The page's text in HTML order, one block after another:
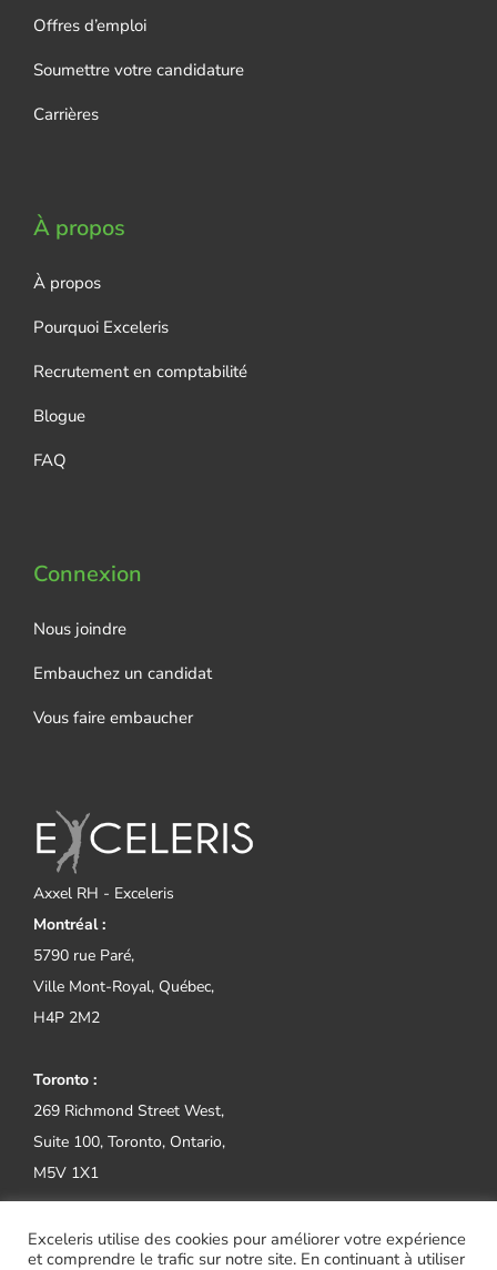
Offres d’emploi
Soumettre votre candidature
Carrières
À propos
À propos
Pourquoi Exceleris
Recrutement en comptabilité
Blogue
FAQ
Connexion
Nous joindre
Embauchez un candidat
Vous faire embaucher
Axxel RH - Exceleris
Montréal :
5790 rue Paré,
Ville Mont-Royal, Québec,
H4P 2M2
Toronto :
269 Richmond Street West,
Suite 100, Toronto, Ontario,
M5V 1X1
Tel: (514) 800-2552
Exceleris utilise des cookies pour améliorer votre expérience
et comprendre le trafic sur notre site. En continuant à utiliser